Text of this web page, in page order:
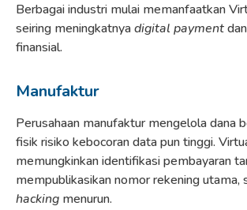
Berbagai industri mulai memanfaatkan
seiring meningkatnyadigital payment
finansial.
Manufaktur
Perusahaan manufaktur mengelola dana
fisik risiko kebocoran data pun tinggi.
memungkinkan identifikasi pembayaran
mempublikasikan nomor rekening utama,
hacking menurun.